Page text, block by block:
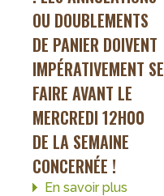
OU DOUBLEMENTS
DE PANIER DOIVENT
IMPÉRATIVEMENT SE
FAIRE AVANT LE
MERCREDI 12H00
DE LA SEMAINE
CONCERNÉE !
En savoir plus